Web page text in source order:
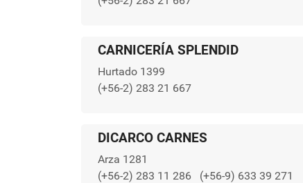
CARNICERÍA SPLENDID
Hurtado 1399
(+56-2) 283 21 667
DICARCO CARNES
Arza 1281
(+56-2) 283 11 286
(+56-9) 633 39 271